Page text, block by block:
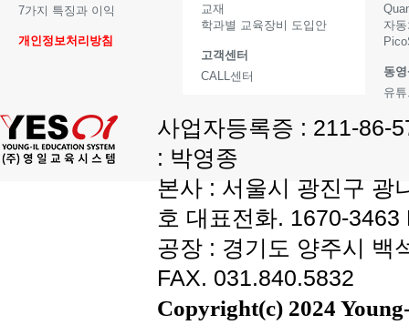
7가지 특징과 이익
개인정보처리방침
교재
학과별 교육장비 도입안
고객센터
CALL센터
자
동
유
사업자등록증 : 211-86-
: 박영종
본사 : 서울시 광진구 광
호 대표전화. 1670-
공장 : 경기도 양주시 백
FAX. 031.840.5832
Copyright(c) 2024